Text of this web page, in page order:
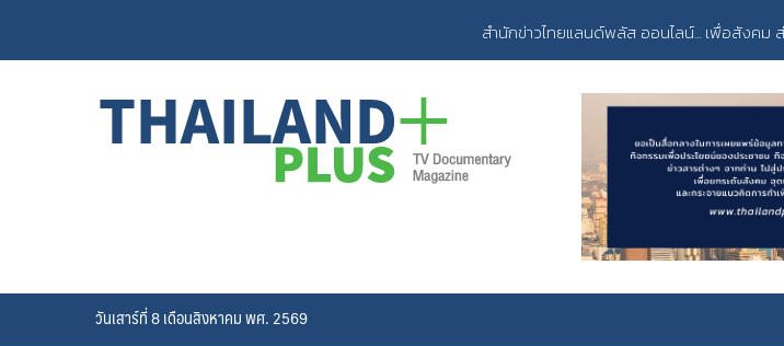
content
สำนักข่าวไทยแลนด์พลัส ออนไลน์... เพื่อสังคม
วันเสาร์ที่ 8 เดือนสิงหาคม พศ. 2569